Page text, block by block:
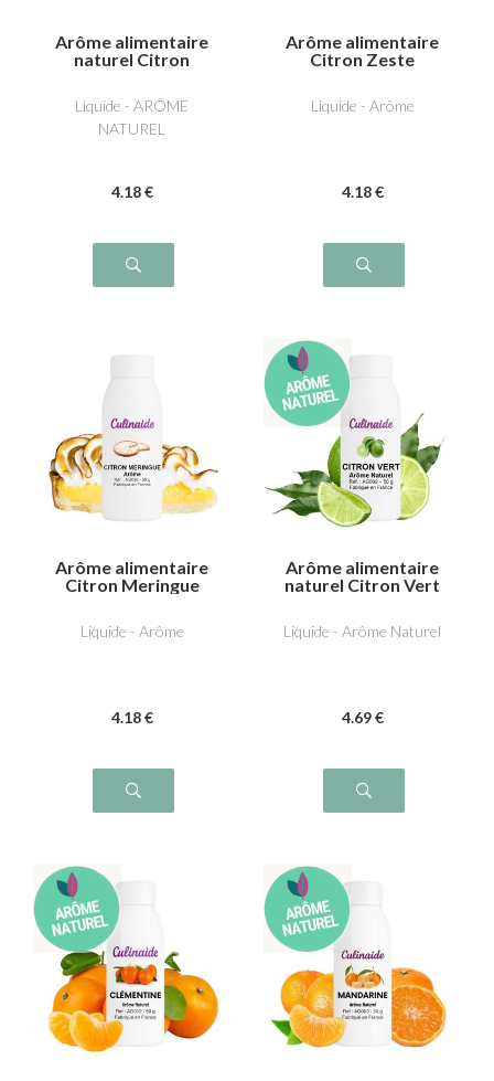
Arôme alimentaire
naturel Citron
Liquide - ARÔME
NATUREL
4.18 €
Arôme alimentaire
Citron Zeste
Liquide - Arôme
4.18 €
Arôme alimentaire
Citron Meringue
Liquide - Arôme
4.18 €
Arôme alimentaire
naturel Citron Vert
Liquide - Arôme Naturel
4.69 €